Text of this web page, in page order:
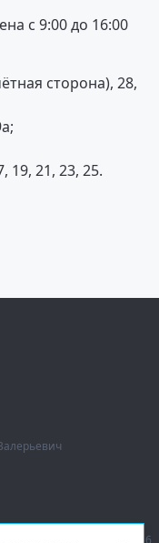
с 9:00 до 16:00
сторона), 28,
19, 21, 23, 25.